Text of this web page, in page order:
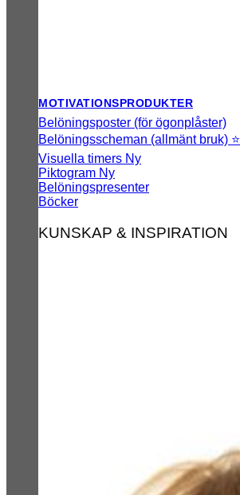
MOTIVATIONSPRODUKTER
Belöningsposter (för ögonplåster)
Belöningsscheman (allmänt bruk) ⭐
Visuella timers
Piktogram
Belöningspresenter
Böcker
KUNSKAP & INSPIRATION